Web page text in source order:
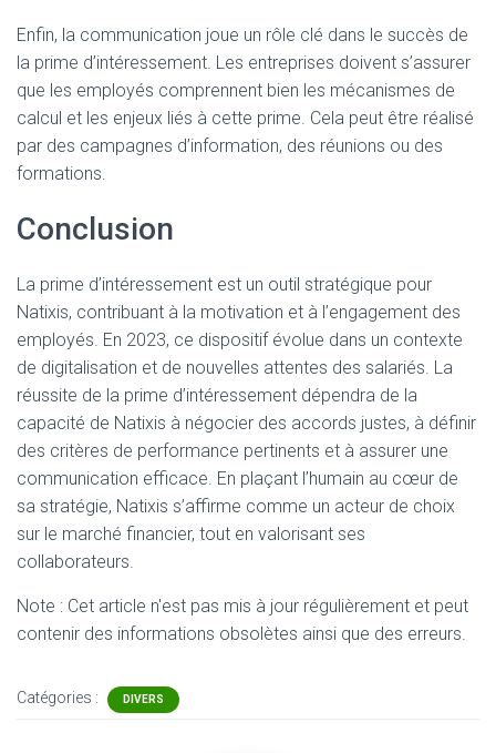
Enfin, la communication joue un rôle clé dans le succès de
la prime d’intéressement. Les entreprises doivent s’assurer
que les employés comprennent bien les mécanismes de
calcul et les enjeux liés à cette prime. Cela peut être réalisé
par des campagnes d’information, des réunions ou des
formations.
Conclusion
La prime d’intéressement est un outil stratégique pour
Natixis, contribuant à la motivation et à l’engagement des
employés. En 2023, ce dispositif évolue dans un contexte
de digitalisation et de nouvelles attentes des salariés. La
réussite de la prime d’intéressement dépendra de la
capacité de Natixis à négocier des accords justes, à définir
des critères de performance pertinents et à assurer une
communication efficace. En plaçant l’humain au cœur de
sa stratégie, Natixis s’affirme comme un acteur de choix
sur le marché financier, tout en valorisant ses
collaborateurs.
Note : Cet article n'est pas mis à jour régulièrement et peut
contenir des informations obsolètes ainsi que des erreurs.
Catégories : DIVERS